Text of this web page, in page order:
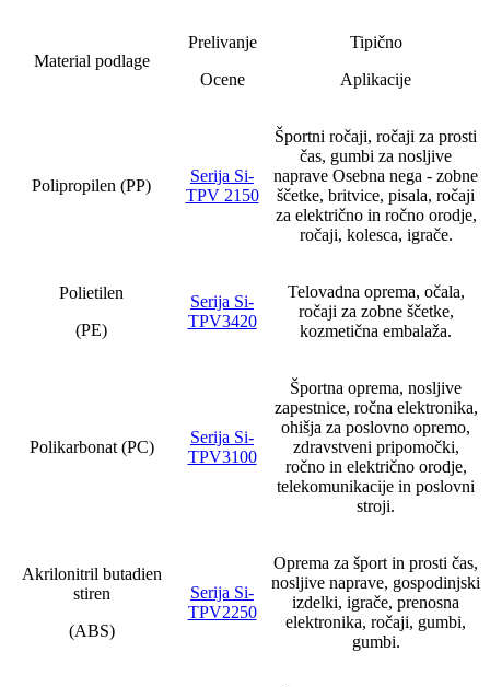
Material podlage
Prelivanje
Ocene
Tipično
Aplikacije
Polipropilen (PP)
Serija Si-
TPV 2150
Športni ročaji, ročaji za prosti
čas, gumbi za nosljive
naprave Osebna nega - zobne
ščetke, britvice, pisala, ročaji
za električno in ročno orodje,
ročaji, kolesca, igrače.
Polietilen
(PE)
Serija Si-
TPV3420
Telovadna oprema, očala,
ročaji za zobne ščetke,
kozmetična embalaža.
Polikarbonat (PC)
Serija Si-
TPV3100
Športna oprema, nosljive
zapestnice, ročna elektronika,
ohišja za poslovno opremo,
zdravstveni pripomočki,
ročno in električno orodje,
telekomunikacije in poslovni
stroji.
Akrilonitril butadien
stiren
(ABS)
Serija Si-
TPV2250
Oprema za šport in prosti čas,
nosljive naprave, gospodinjski
izdelki, igrače, prenosna
elektronika, ročaji, gumbi,
gumbi.